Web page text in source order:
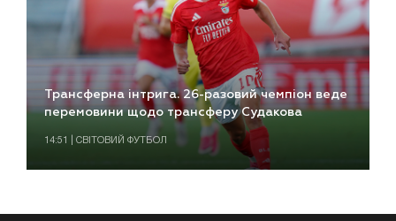
Трансферна інтрига. 26-разовий чемпіон веде
перемовини щодо трансферу Судакова
14:51 | СВІТОВИЙ ФУТБОЛ